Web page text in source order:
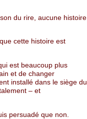
du rire, aucune histoire
cette histoire est
est beaucoup plus
et de changer
installé dans le siège du
– et
persuadé que non.